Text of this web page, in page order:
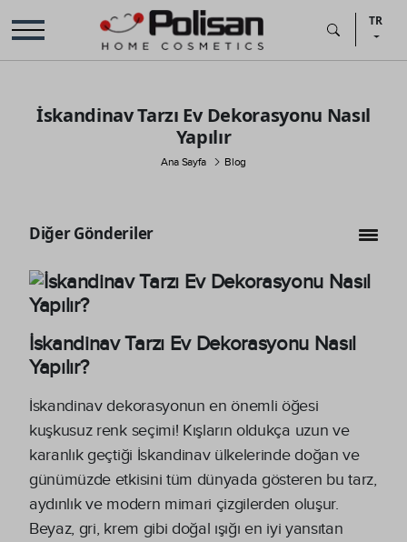
TR
İskandinav Tarzı Ev Dekorasyonu Nasıl
Yapılır
Ana Sayfa Blog
Diğer Gönderiler
İskandinav Tarzı Ev Dekorasyonu Nasıl
Yapılır?
İskandinav dekorasyonun en önemli öğesi
kuşkusuz renk seçimi! Kışların oldukça uzun ve
karanlık geçtiği İskandinav ülkelerinde doğan ve
günümüzde etkisini tüm dünyada gösteren bu tarz,
aydınlık ve modern mimari çizgilerden oluşur.
Beyaz, gri, krem gibi doğal ışığı en iyi yansıtan